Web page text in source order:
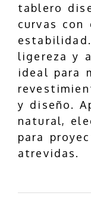
tablero
curvas con
ligereza y
ideal para
y diseño.
natural,
para
atrevidas.